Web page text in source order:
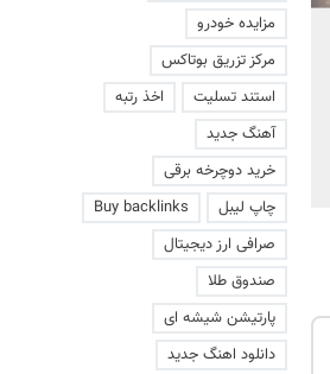
صحنه ای نادر از حیات
ایران در سبلان + فیلم
مزایده خودرو
مرکز تزریق بوتاکس
استند تسلیت
اخذ رتبه
آهنگ جدید
خرید دوچرخه برقی
چاپ لیبل
Buy backlinks
صرافی ارز دیجیتال
صندوق طلا
پارتیشن شیشه ای
دانلود اهنگ جدید